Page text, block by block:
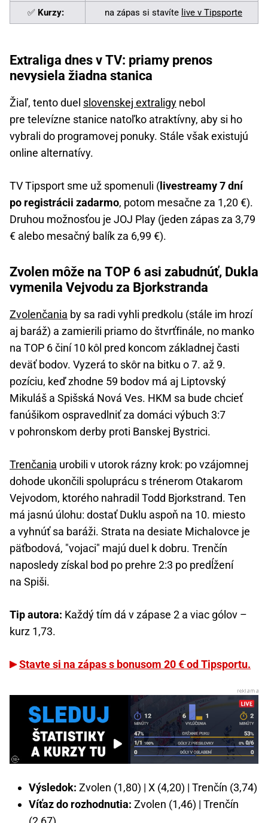
✅ Kurzy: na zápas si stavíte live v Tipsporte
Extraliga dnes v TV: priamy prenos
nevysiela žiadna stanica
Žiaľ, tento duel slovenskej extraligy nebol
pre televízne stanice natoľko atraktívny, aby si ho
vybrali do programovej ponuky. Stále však existujú
online alternatívy.
TV Tipsport sme už spomenuli (livestreamy 7 dní
po registrácii zadarmo, potom mesačne za 1,20 €).
Druhou možnosťou je JOJ Play (jeden zápas za 3,79
€ alebo mesačný balík za 6,99 €).
Zvolen môže na TOP 6 asi zabudnúť, Dukla
vymenila Vejvodu za Bjorkstranda
Zvolenčania by sa radi vyhli predkolu (stále im hrozí
aj baráž) a zamierili priamo do štvrťfinále, no manko
na TOP 6 činí 10 kôl pred koncom základnej časti
deväť bodov. Vyzerá to skôr na bitku o 7. až 9.
pozíciu, keď zhodne 59 bodov má aj Liptovský
Mikuláš a Spišská Nová Ves. HKM sa bude chcieť
fanúšikom ospravedlniť za domáci výbuch 3:7
v pohronskom derby proti Banskej Bystrici.
Trenčania urobili v utorok rázny krok: po vzájomnej
dohode ukončili spoluprácu s trénerom Otakarom
Vejvodom, ktorého nahradil Todd Bjorkstrand. Ten
má jasnú úlohu: dostať Duklu aspoň na 10. miesto
a vyhnúť sa baráži. Strata na desiate Michalovce je
päťbodová, "vojaci" majú duel k dobru. Trenčín
naposledy získal bod po prehre 2:3 po predĺžení
na Spiši.
Tip autora: Každý tím dá v zápase 2 a viac gólov –
kurz 1,73.
Stavte si na zápas s bonusom 20 € od Tipsportu.
Výsledok: Zvolen (1,80) | X (4,20) | Trenčín (3,74)
Víťaz do rozhodnutia: Zvolen (1,46) | Trenčín